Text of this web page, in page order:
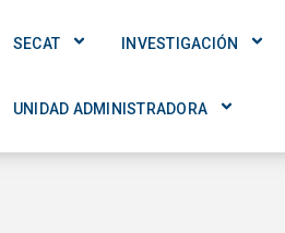
SECAT INVESTIGACIÓN
UNIDAD ADMINISTRADORA